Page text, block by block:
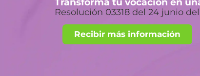
Resolución 03318 del 24 junio
Recibir más información